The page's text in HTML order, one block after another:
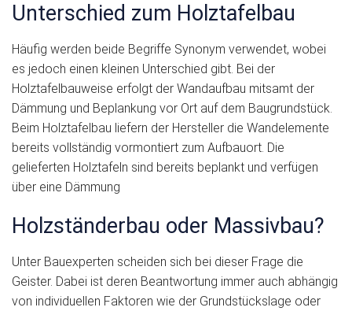
Unterschied zum Holztafelbau
Häufig werden beide Begriffe Synonym verwendet, wobei
es jedoch einen kleinen Unterschied gibt. Bei der
Holztafelbauweise erfolgt der Wandaufbau mitsamt der
Dämmung und Beplankung vor Ort auf dem Baugrundstück.
Beim Holztafelbau liefern der Hersteller die Wandelemente
bereits vollständig vormontiert zum Aufbauort. Die
gelieferten Holztafeln sind bereits beplankt und verfügen
über eine Dämmung
Holzständerbau oder Massivbau?
Unter Bauexperten scheiden sich bei dieser Frage die
Geister. Dabei ist deren Beantwortung immer auch abhängig
von individuellen Faktoren wie der Grundstückslage oder